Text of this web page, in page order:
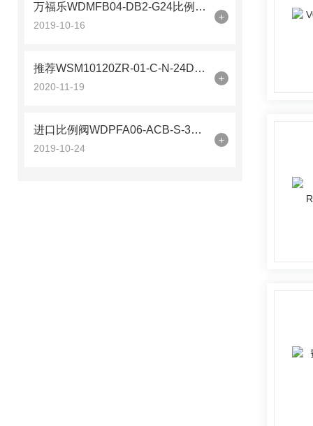
万福乐WDMFB04-DB2-G24比例阀武汉供应
2019-10-16
+
推荐WSM10120ZR-01-C-N-24DG贺德克电磁阀
2020-11-19
+
进口比例阀WDPFA06-ACB-S-32-G24万福乐
2019-10-24
+